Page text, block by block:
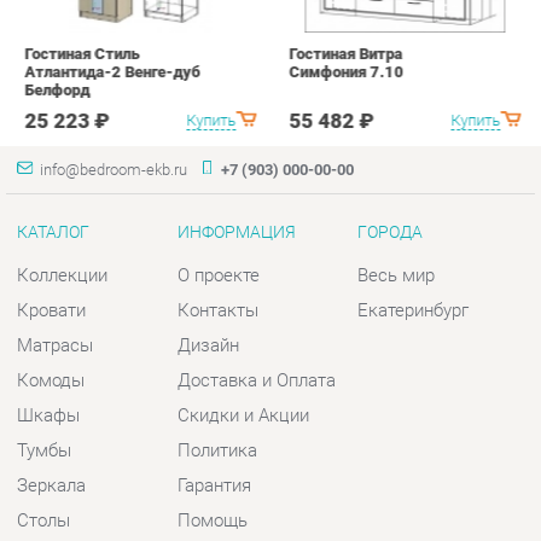
КАТАЛОГ
Коллекции
Кровати
Матрасы
Комоды
Шкафы
Столы
Мягкая мебель
Комплектующие
Контакты
Дизайн
Доставка и Оплата
Скидки и Акции
Гарантия
ГОРОДА
Екатеринбург
КОНТАКТЫ
Шоурум и склад самовывоза
Адрес: г. Екатеринбург, пер.